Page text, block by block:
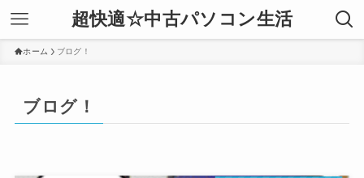
超快適☆中古パソコン生活
ホーム ブログ！
ブログ！